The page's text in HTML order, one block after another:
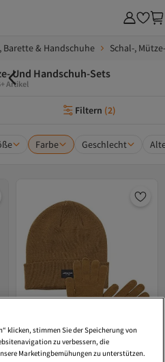
Barette & Handschuhe Schal-,
Und Handschuh-Sets
Artikel
Filtern (2)
Farbe Geschlecht
klicken, stimmen Sie der Speicherung von
zu verbessern, die
Marketingbemühungen zu unterstützen.